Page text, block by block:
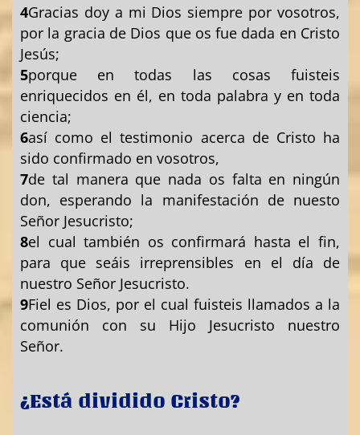
4Gracias doy a mi Dios siempre por vosotros,
por la gracia de Dios que os fue dada en Cristo
Jesús;
5porque en todas las cosas fuisteis
enriquecidos en él, en toda palabra y en toda
ciencia;
6así como el testimonio acerca de Cristo ha
sido confirmado en vosotros,
7de tal manera que nada os falta en ningún
don, esperando la manifestación de nuesto
Señor Jesucristo;
8el cual también os confirmará hasta el fin,
para que seáis irreprensibles en el día de
nuestro Señor Jesucristo.
9Fiel es Dios, por el cual fuisteis llamados a la
comunión con su Hijo Jesucristo nuestro
Señor.
¿Está dividido Cristo?